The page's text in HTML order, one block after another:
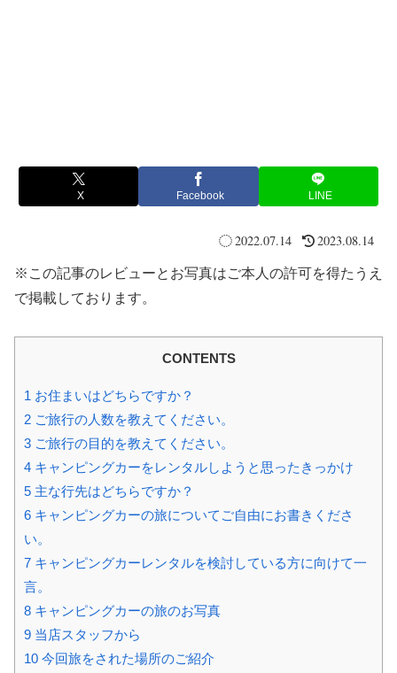
X Facebook LINE
2022.07.14 2023.08.14
※この記事のレビューとお写真はご本人の許可を得たうえ
で掲載しております。
CONTENTS
1 お住まいはどちらですか？
2 ご旅行の人数を教えてください。
3 ご旅行の目的を教えてください。
4 キャンピングカーをレンタルしようと思ったきっかけ
5 主な行先はどちらですか？
6 キャンピングカーの旅についてご自由にお書きくださ
い。
7 キャンピングカーレンタルを検討している方に向けて一
言。
8 キャンピングカーの旅のお写真
9 当店スタッフから
10 今回旅をされた場所のご紹介